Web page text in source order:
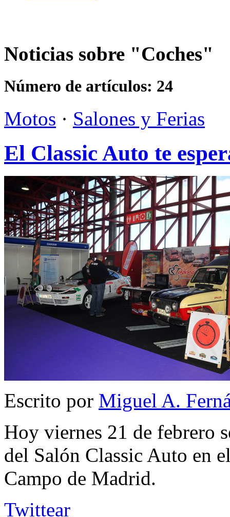
Noticias sobre "Coches"
Número de artículos: 24
Motos · Salones y Ferias
El Classic Auto te
Escrito por Miguel A.
Hoy viernes 21 de febrero
del Salón Classic Auto en
Campo de Madrid.
Twittear